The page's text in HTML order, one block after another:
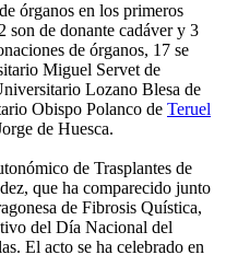
órganos en los primeros
son de donante cadáver y 3
de órganos, 17 se
Miguel Servet de
Lozano Blesa de
Obispo Polanco de Teruel
de Huesca.
de Trasplantes de
que ha comparecido junto
de Fibrosis Quística,
del Día Nacional del
El acto se ha celebrado en